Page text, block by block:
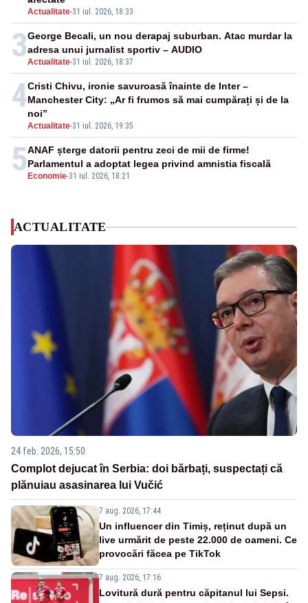
Actualitate-31 iul. 2026, 18:33
3Actualitate-31 iul. 2026, 18:37
George Becali, un nou derapaj suburban. Atac murdar la
adresa unui jurnalist sportiv – AUDIO
4
Actualitate-31 iul. 2026, 19:35
Cristi Chivu, ironie savuroasă înainte de Inter –
Manchester City: „Ar fi frumos să mai cumpărați și de la
noi”
5 Economie-31 iul. 2026, 18:21
ANAF șterge datorii pentru zeci de mii de firme!
Parlamentul a adoptat legea privind amnistia fiscală
ACTUALITATE
24 feb. 2026, 15:50
Complot dejucat în Serbia: doi bărbați, suspectați că
plănuiau asasinarea lui Vučić
7 aug. 2026, 17:44
Un influencer din Timiș, reținut după un
live urmărit de peste 22.000 de oameni. Ce
provocări făcea pe TikTok
7 aug. 2026, 17:16
Lovitură dură pentru căpitanul lui Sepsi.